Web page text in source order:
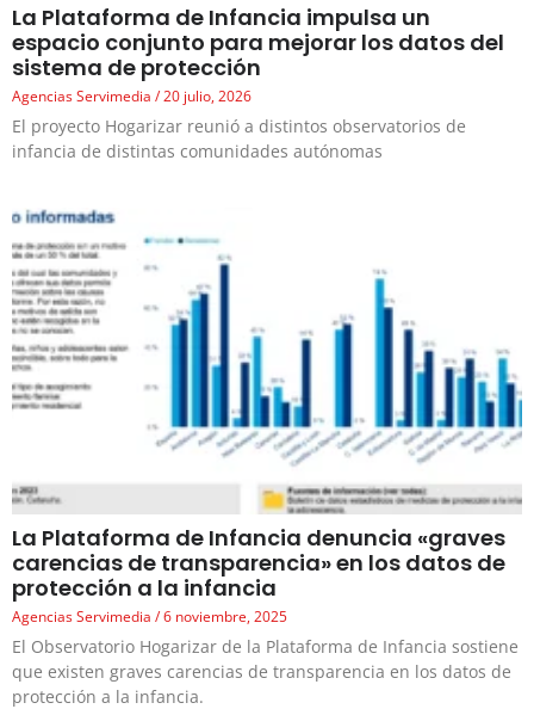
La Plataforma de Infancia impulsa un
espacio conjunto para mejorar los datos del
sistema de protección
Agencias Servimedia 20 julio, 2026
El proyecto Hogarizar reunió a distintos observatorios de
infancia de distintas comunidades autónomas
La Plataforma de Infancia denuncia «graves
carencias de transparencia» en los datos de
protección a la infancia
Agencias Servimedia 6 noviembre, 2025
El Observatorio Hogarizar de la Plataforma de Infancia sostiene
que existen graves carencias de transparencia en los datos de
protección a la infancia.